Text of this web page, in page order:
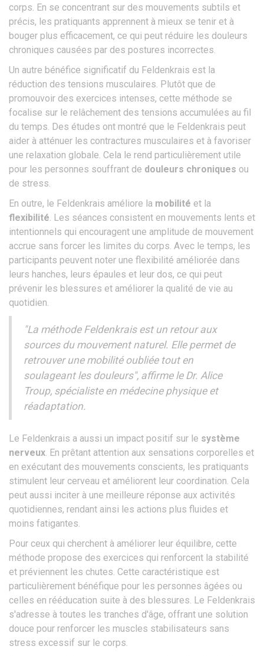
corps. En se concentrant sur des mouvements subtils et
précis, les pratiquants apprennent à mieux se tenir et à
bouger plus efficacement, ce qui peut réduire les douleurs
chroniques causées par des postures incorrectes.
Un autre bénéfice significatif du Feldenkrais est la
réduction des tensions musculaires. Plutôt que de
promouvoir des exercices intenses, cette méthode se
focalise sur le relâchement des tensions accumulées au fil
du temps. Des études ont montré que le Feldenkrais peut
aider à atténuer les contractures musculaires et à favoriser
une relaxation globale. Cela le rend particulièrement utile
pour les personnes souffrant de douleurs chroniques ou
de stress.
En outre, le Feldenkrais améliore la mobilité et la
flexibilité. Les séances consistent en mouvements lents et
intentionnels qui encouragent une amplitude de mouvement
accrue sans forcer les limites du corps. Avec le temps, les
participants peuvent noter une flexibilité améliorée dans
leurs hanches, leurs épaules et leur dos, ce qui peut
prévenir les blessures et améliorer la qualité de vie au
quotidien.
"La méthode Feldenkrais est un retour aux
sources du mouvement naturel. Elle permet de
retrouver une mobilité oubliée tout en
soulageant les douleurs", affirme le Dr. Alice
Troup, spécialiste en médecine physique et
réadaptation.
Le Feldenkrais a aussi un impact positif sur le système
nerveux. En prêtant attention aux sensations corporelles et
en exécutant des mouvements conscients, les pratiquants
stimulent leur cerveau et améliorent leur coordination. Cela
peut aussi inciter à une meilleure réponse aux activités
quotidiennes, rendant ainsi les actions plus fluides et
moins fatigantes.
Pour ceux qui cherchent à améliorer leur équilibre, cette
méthode propose des exercices qui renforcent la stabilité
et préviennent les chutes. Cette caractéristique est
particulièrement bénéfique pour les personnes âgées ou
celles en rééducation suite à des blessures. Le Feldenkrais
s'adresse à toutes les tranches d'âge, offrant une solution
douce pour renforcer les muscles stabilisateurs sans
stress excessif sur le corps.